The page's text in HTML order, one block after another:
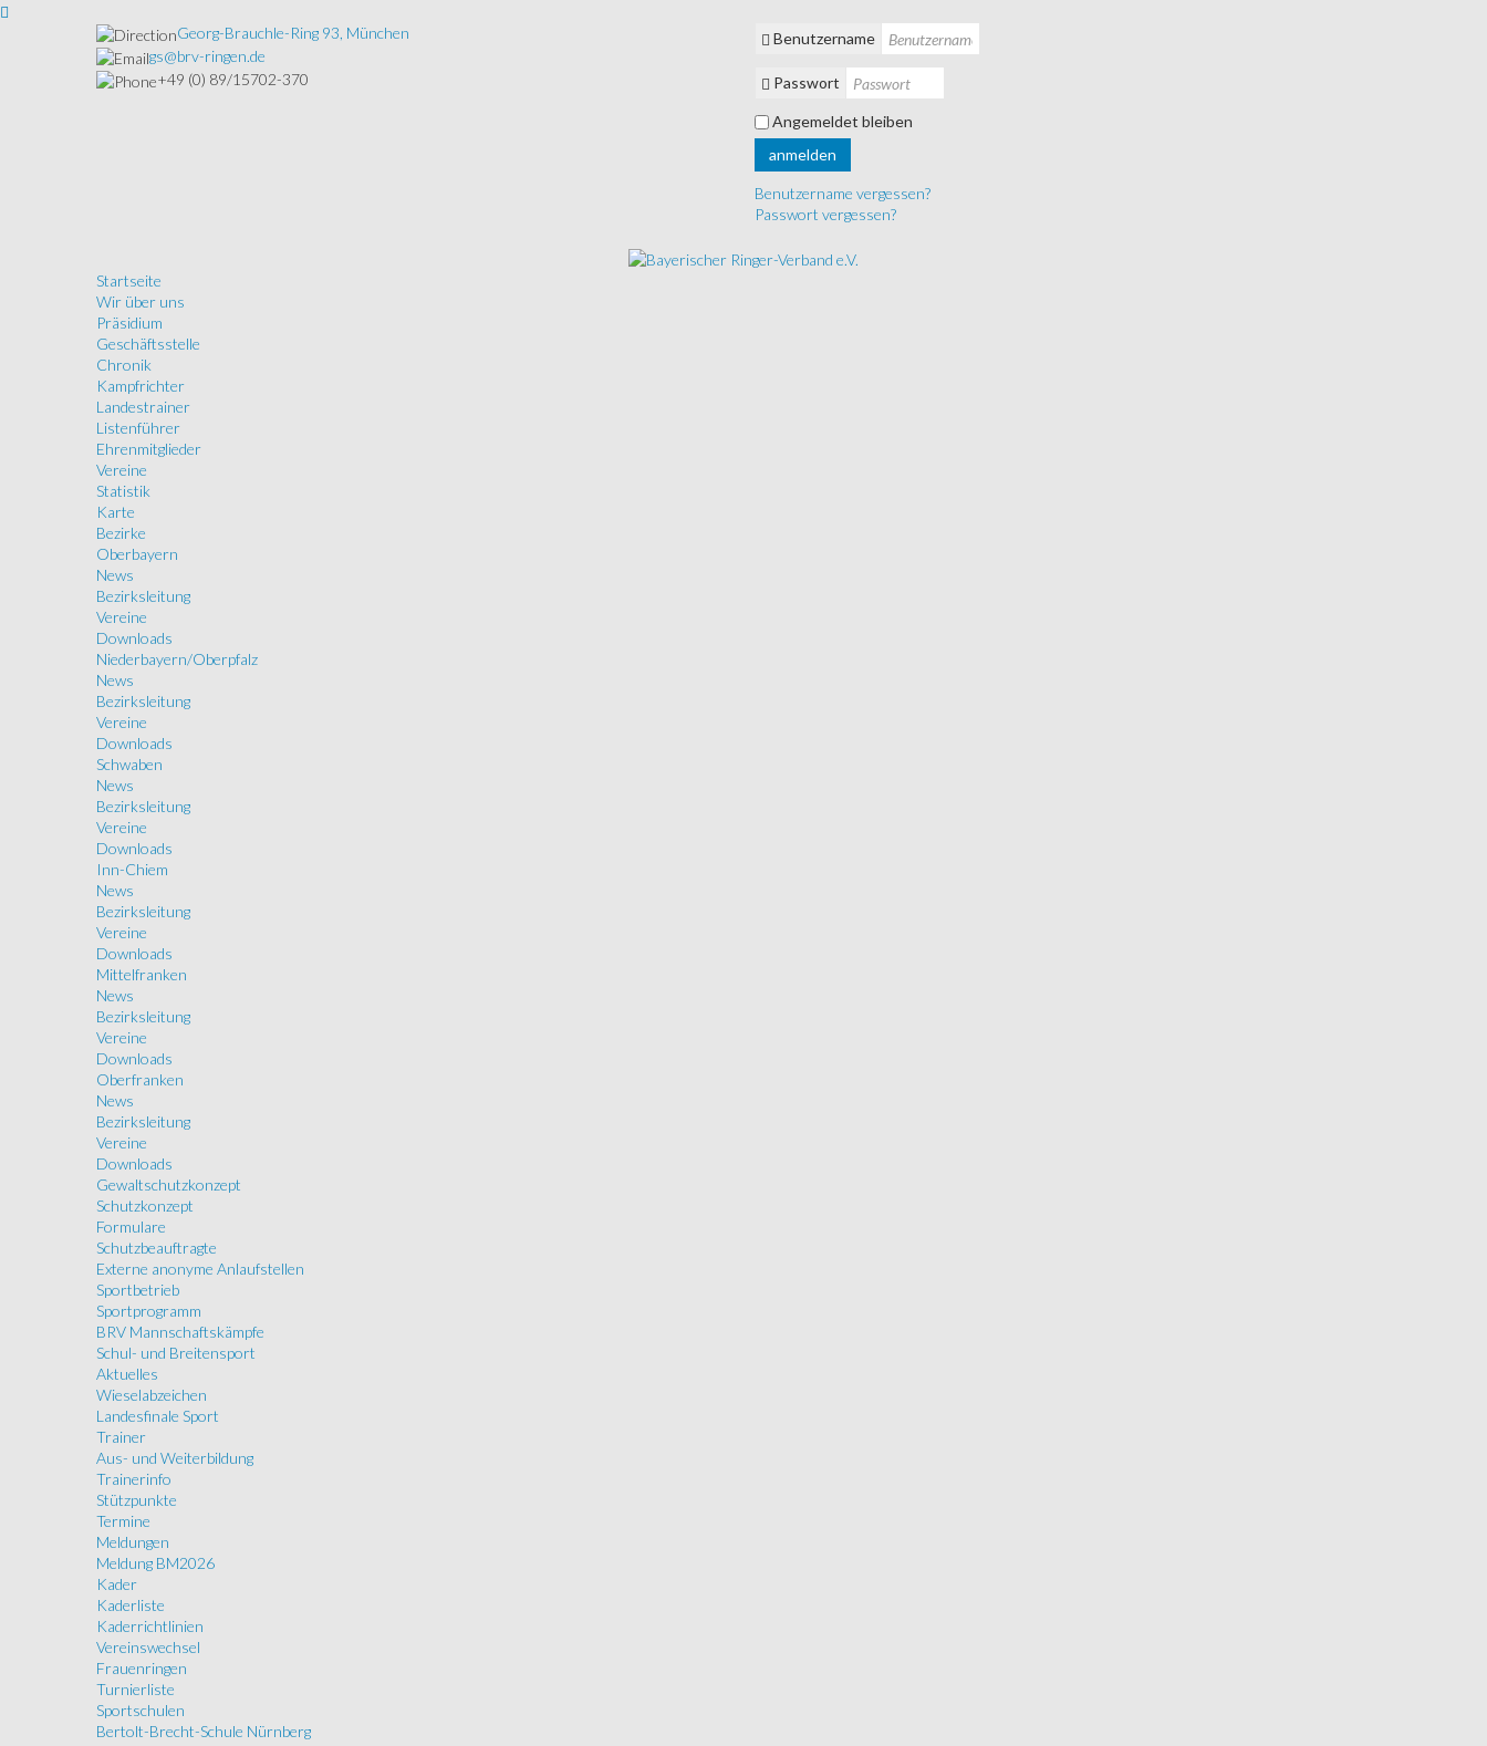
Georg-Brauchle-Ring 93, München
gs@brv-ringen.de
+49 (0) 89/15702-370
Benutzername
Passwort
Angemeldet bleiben
anmelden
Benutzername vergessen?
Passwort vergessen?
Startseite
Wir über uns
Präsidium
Geschäftsstelle
Chronik
Kampfrichter
Landestrainer
Listenführer
Ehrenmitglieder
Vereine
Statistik
Karte
Bezirke
Oberbayern
News
Bezirksleitung
Vereine
Downloads
Niederbayern/Oberpfalz
News
Bezirksleitung
Vereine
Downloads
Schwaben
News
Bezirksleitung
Vereine
Downloads
Inn-Chiem
News
Bezirksleitung
Vereine
Downloads
Mittelfranken
News
Bezirksleitung
Vereine
Downloads
Oberfranken
News
Bezirksleitung
Vereine
Downloads
Gewaltschutzkonzept
Schutzkonzept
Formulare
Schutzbeauftragte
Externe anonyme Anlaufstellen
Sportbetrieb
Sportprogramm
BRV Mannschaftskämpfe
Schul- und Breitensport
Aktuelles
Wieselabzeichen
Landesfinale Sport
Trainer
Aus- und Weiterbildung
Trainerinfo
Stützpunkte
Termine
Meldungen
Meldung BM2026
Kader
Kaderliste
Kaderrichtlinien
Vereinswechsel
Frauenringen
Turnierliste
Sportschulen
Bertolt-Brecht-Schule Nürnberg